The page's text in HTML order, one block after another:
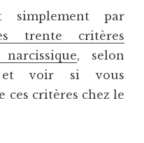
simplement par
trente critères
, selon
et voir si vous
ces critères chez le